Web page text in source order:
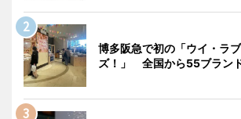
博多阪急で初の「ウイ・ラ
ズ！」 全国から55ブラン